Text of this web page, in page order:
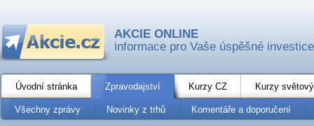
AKCIE ONLINE
informace pro Vaše úspěšné investice
Úvodní stránka Zpravodajství Kurzy CZ Kurzy
Všechny zprávy Novinky z trhů Komentáře a doporučení